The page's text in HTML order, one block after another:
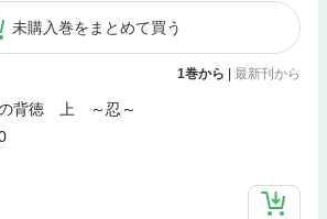
未購入巻をまとめて買う
1巻から 最新刊から
背徳 上 ～忍～